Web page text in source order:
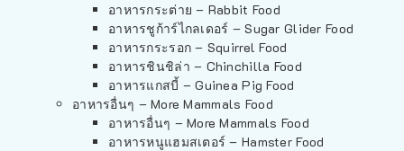
อาหารกระต่าย – Rabbit Food
อาหารชูก้าร์ไกลเดอร์ – Sugar Glider Food
อาหารกระรอก – Squirrel Food
อาหารชินชิล่า – Chinchilla Food
อาหารแกสบี้ – Guinea Pig Food
อาหารอื่นๆ – More Mammals Food
อาหารอื่นๆ – More Mammals Food
อาหารหนูแฮมสเตอร์ – Hamster Food